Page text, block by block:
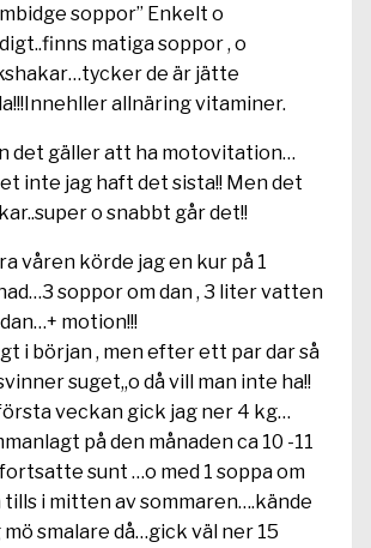
soppor” Enkelt o
matiga soppor , o
de är jätte
allnäring vitaminer.
det gäller att ha motovitation…
inte jag haft det sista!! Men det
o snabbt går det!!
våren körde jag en kur på 1
soppor om dan , 3 liter vatten
motion!!!
i början , men efter ett par dar så
suget,,o då vill man inte ha!!
veckan gick jag ner 4 kg…
på den månaden ca 10 -11
sunt …o med 1 soppa om
tills i mitten av sommaren….kände
mö smalare då…gick väl ner 15